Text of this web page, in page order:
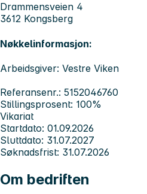
Drammensveien 4
3612 Kongsberg
Nøkkelinformasjon:
Arbeidsgiver: Vestre Viken
Referansenr.: 5152046760
Stillingsprosent: 100%
Vikariat
Startdato: 01.09.2026
Sluttdato: 31.07.2027
Søknadsfrist: 31.07.2026
Om bedriften